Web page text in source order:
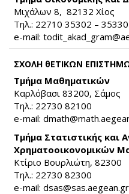
Μιχάλων 8, 82132 Χίος
Τηλ.: 22710 35302 – 35330
e-mail:
ΣΧΟΛΗ θΕΤΙΚΩΝ
Τμήμα Μαθηματικών
Καρλόβασι 83200, Σάμος
Τηλ.: 22730 82100
e-mail:
Τμήμα Στατιστικής και
Χρηματοοικονομικών
Κτίριο Βουρλιώτη, 82300
Τηλ.: 22730 82300
e-mail: dsas@sas.aegean.gr